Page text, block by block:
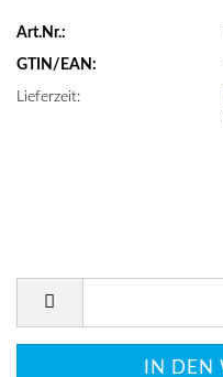
Art.Nr.:
GTIN/EAN:
Lieferzeit: